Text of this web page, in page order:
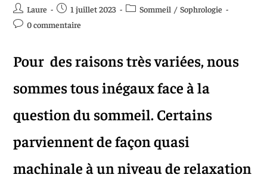
Laure 1 juillet 2023 Sommeil / Sophrologie
0 commentaire
Pour des raisons très variées, nous
sommes tous inégaux face à la
question du sommeil. Certains
parviennent de façon quasi
machinale à un niveau de relaxation